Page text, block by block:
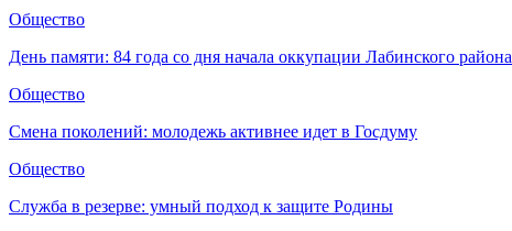
Общество
День памяти: 84 года со дня начала оккупации Лабинского района
Общество
Смена поколений: молодежь активнее идет в Госдуму
Общество
Служба в резерве: умный подход к защите Родины